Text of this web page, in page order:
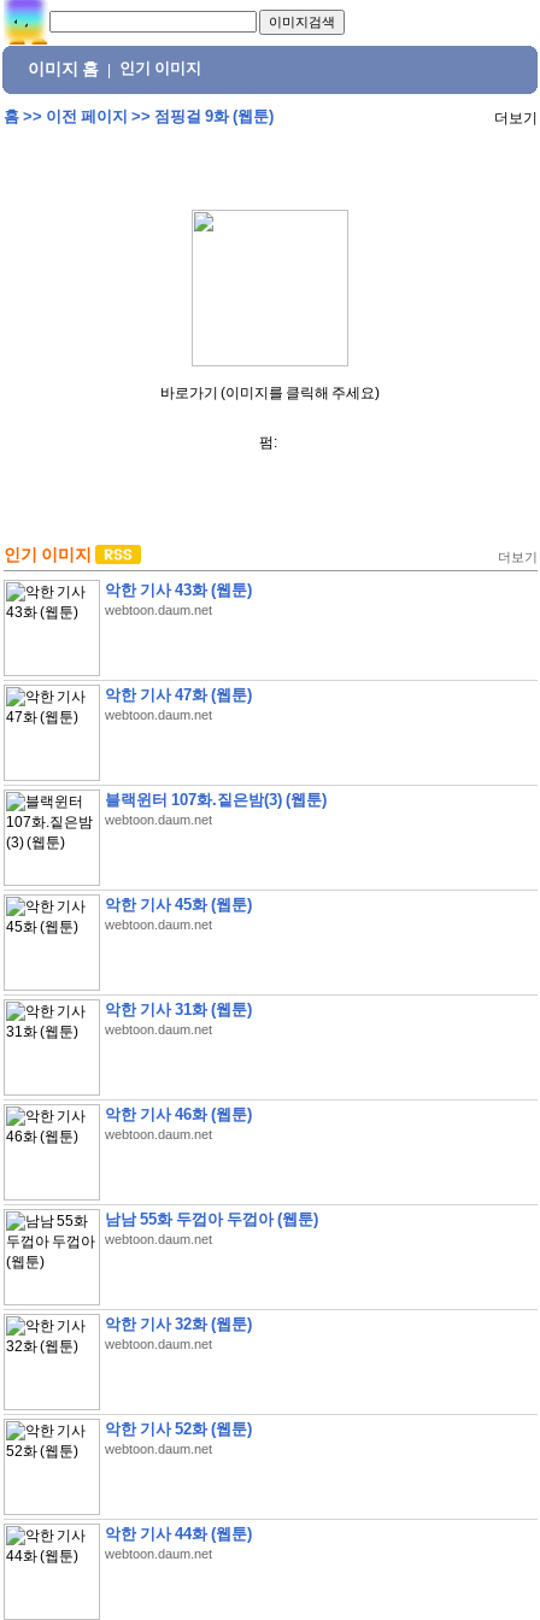
이미지 홈 인기 이미지
홈>> 이전 페이지 >> 점핑걸 9화 (웹툰) 더보기
바로가기 (이미지를 클릭해 주세요)
펌:
인기 이미지 더보기
악한 기사 43화 (웹툰)
webtoon.daum.net
악한 기사 47화 (웹툰)
webtoon.daum.net
블랙윈터 107화.짙은밤(3) (웹툰)
webtoon.daum.net
악한 기사 45화 (웹툰)
webtoon.daum.net
악한 기사 31화 (웹툰)
webtoon.daum.net
악한 기사 46화 (웹툰)
webtoon.daum.net
남남 55화 두껍아 두껍아 (웹툰)
webtoon.daum.net
악한 기사 32화 (웹툰)
webtoon.daum.net
악한 기사 52화 (웹툰)
webtoon.daum.net
악한 기사 44화 (웹툰)
webtoon.daum.net